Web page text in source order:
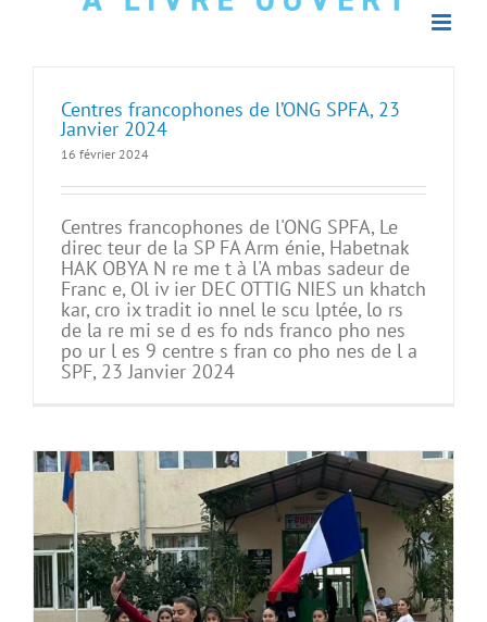
Centres francophones de l’ONG SPFA, 23
Janvier 2024
16 février 2024
Centres francophones de l'ONG SPFA, Le
direc teur de la SP FA Arm énie, Habetnak
HAK OBYA N re me t à l'A mbas sadeur de
Franc e, Ol iv ier DEC OTTIG NIES un khatch
kar, cro ix tradit io nnel le scu lptée, lo rs
de la re mi se d es fo nds franco pho nes
po ur l es 9 centre s fran co pho nes de l a
SPF, 23 Janvier 2024